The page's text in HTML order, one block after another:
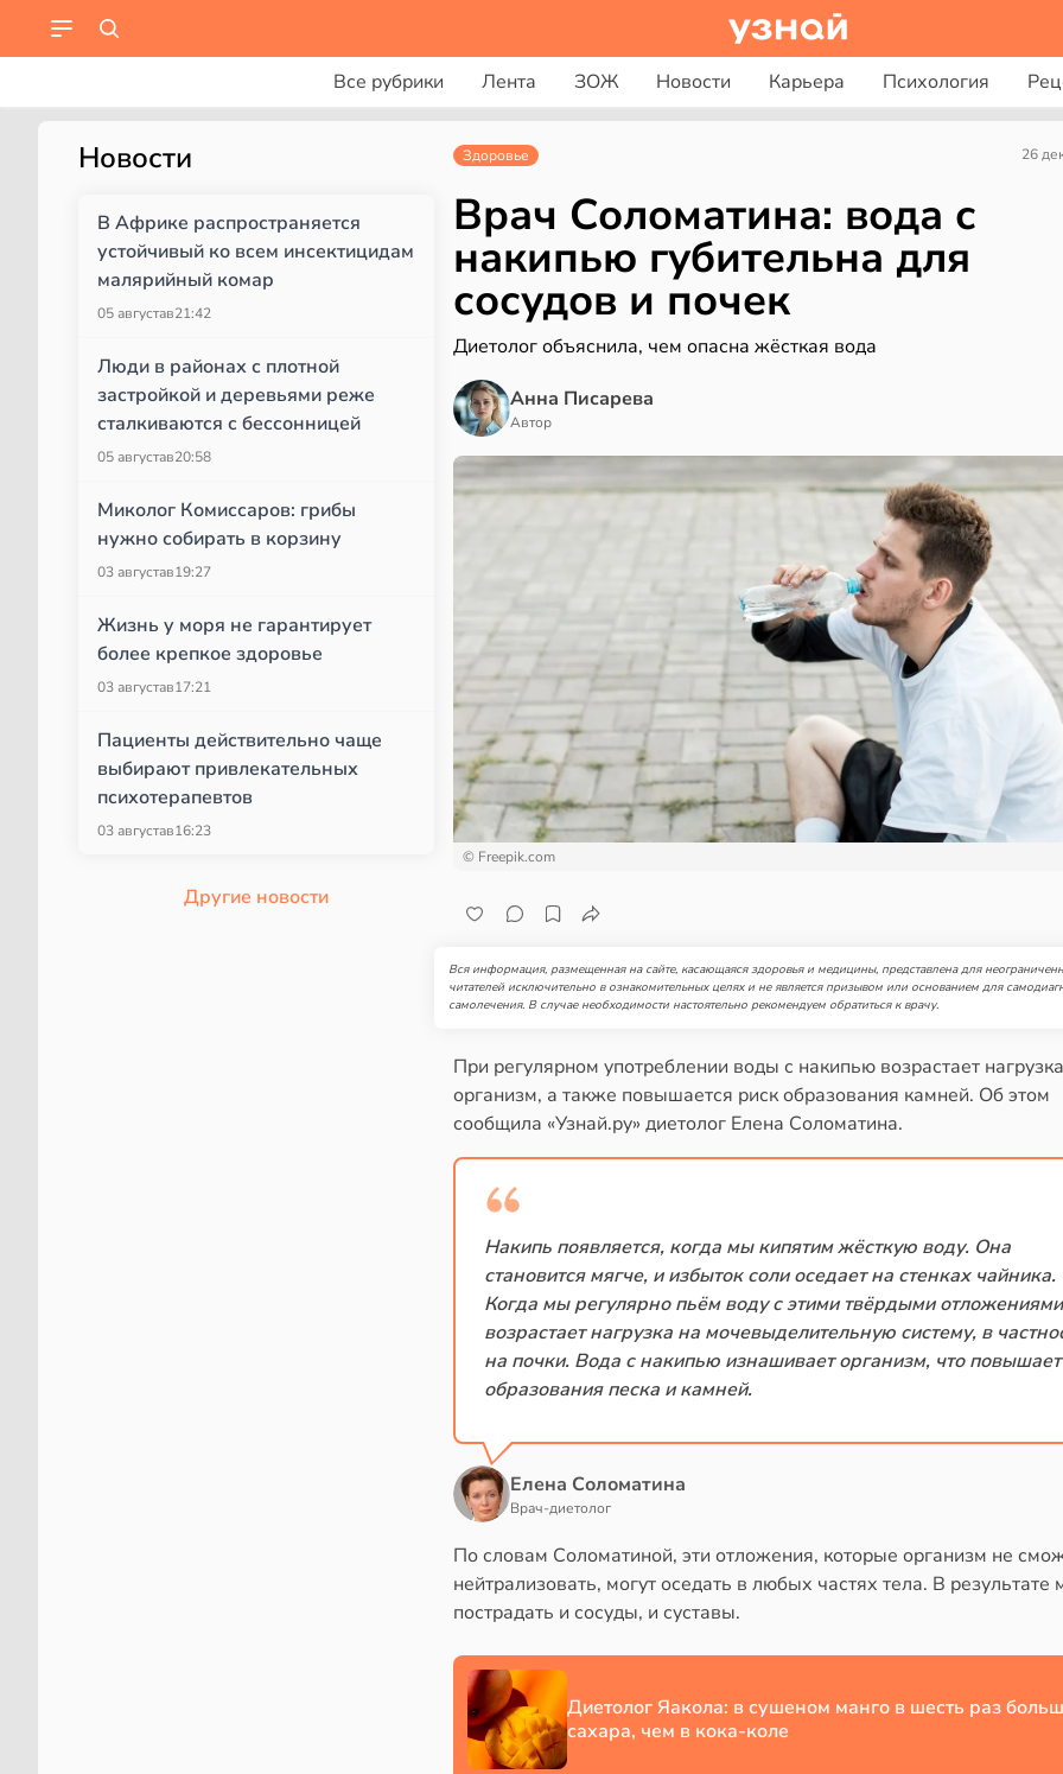
Все рубрики Лента ЗОЖ Новости Карьера Психология
Новости
В Африке распространяется
устойчивый ко всем инсектицидам
малярийный комар
05 августав21:42
Люди в районах с плотной
застройкой и деревьями реже
сталкиваются с бессонницей
05 августав20:58
Миколог Комиссаров: грибы
нужно собирать в корзину
03 августав19:27
Жизнь у моря не гарантирует
более крепкое здоровье
03 августав17:21
Пациенты действительно чаще
выбирают привлекательных
психотерапевтов
03 августав16:23
Другие новости
Здоровье 26
Врач Соломатина: вода с
накипью губительна для
сосудов и почек
Диетолог объяснила, чем опасна жёсткая вода
Анна Писарева
Автор
© Freepik.com
Вся информация, размещенная на сайте, касающаяся здоровья и медицины, представлена для
читателей исключительно в ознакомительных целях и не является призывом или основанием для
самолечения. В случае необходимости настоятельно рекомендуем обратиться к врачу.
При регулярном употреблении воды с накипью возрастает
организм, а также повышается риск образования камней. Об этом
сообщила «Узнай.ру» диетолог Елена Соломатина.
Накипь появляется, когда мы кипятим жёсткую воду. Она
становится мягче, и избыток соли оседает на стенках чайника.
Когда мы регулярно пьём воду с этими твёрдыми
возрастает нагрузка на мочевыделительную систему, в
на почки. Вода с накипью изнашивает организм, что
образования песка и камней.
Елена Соломатина
Врач-диетолог
По словам Соломатиной, эти отложения, которые организм не
нейтрализовать, могут оседать в любых частях тела. В результате
пострадать и сосуды, и суставы.
Диетолог Яакола: в сушеном манго в шесть раз
сахара, чем в кока-коле